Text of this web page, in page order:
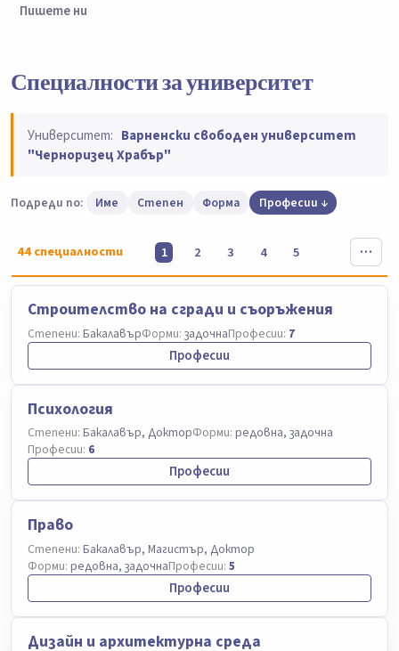
Пишете ни
Специалности за университет
Университет: Варненски свободен университет
"Черноризец Храбър"
Подреди по: Име Степен Форма Професии
44специалности 1 2 3 4 5
Строителство на сгради и съоръжения
Степени: БакалавърФорми: задочнаПрофесии: 7
Професии
Психология
Степени: Бакалавър, ДокторФорми: редовна, задочна
Професии: 6
Професии
Право
Степени: Бакалавър, Магистър, Доктор
Форми: редовна, задочнаПрофесии: 5
Професии
Дизайн и архитектурна среда